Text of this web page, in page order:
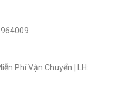
Phí Vận Chuyển | LH: